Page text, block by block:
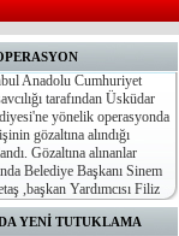
Anadolu Cumhuriyet
tarafından Üsküdar
yönelik operasyonda
gözaltına alındığı
Gözaltına alınanlar
Belediye Başkanı Sinem
,başkan Yardımcısı Filiz
Akkoyunlu da
YENİ TUTUKLAMA